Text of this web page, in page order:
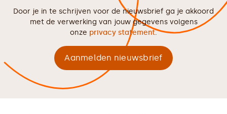
Door je in te schrijven voor de nieuwsbrief ga je akkoord
met de verwerking van jouw gegevens volgens
onze privacy statement.